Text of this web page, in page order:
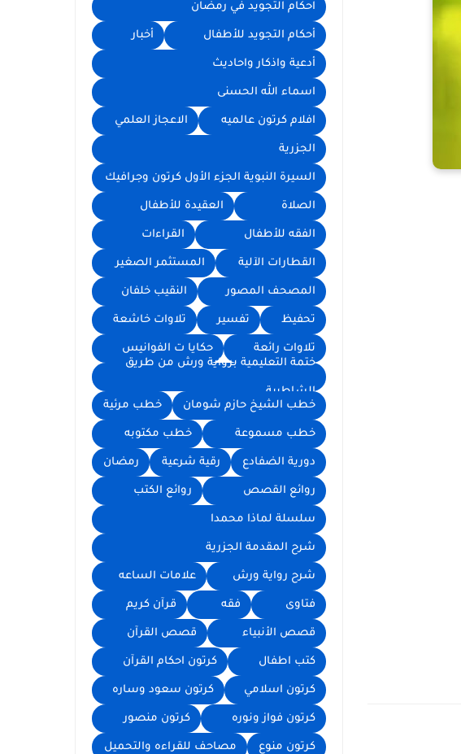
احكام التجويد في رمضان
أحكام التجويد للأطفال أخبار
أدعية واذكار واحاديث
اسماء الله الحسنى
افلام كرتون عالميه الاعجاز العلمي
الجزرية
السيرة النبوية الجزء الأول كرتون وجرافيك
الصلاة العقيدة للأطفال
الفقه للأطفال القراءات
القطارات الآلية المستثمر الصغير
المصحف المصور النقيب خلفان
تحفيظ تفسير تلاوات خاشعة
تلاوات رائعة
حكايا ت الفوانيس
ختمة التعليمية برواية ورش من طريق
الشاطبية
خطب الشيخ حازم شومان
خطب مرئية
خطب مسموعة خطب مكتوبه
دورية الضفادع رقية شرعية رمضان
روائع القصص روائع الكتب
سلسلة لماذا محمدا
شرح المقدمة الجزرية
شرح رواية ورش علامات الساعه
فتاوى فقه قرآن كريم
قصص الأنبياء قصص القرآن
كتب اطفال كرتون احكام القرآن
كرتون اسلامي كرتون سعود وساره
كرتون فواز ونوره كرتون منصور
كرتون منوع مصاحف للقراءه والتحميل